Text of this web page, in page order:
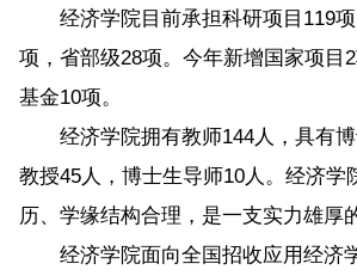
经济学院目前承担科研项目119项
项，省部级28项。今年新增国家项目
基金10项。
经济学院拥有教师144人，具有博
教授45人，博士生导师10人。经济学
历、学缘结构合理，是一支实力雄厚
经济学院面向全国招收应用经济